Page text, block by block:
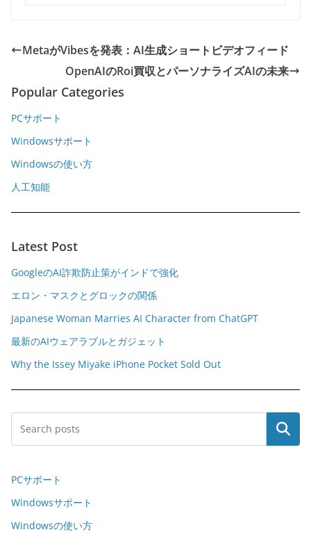
MetaがVibesを発表：AI生成ショートビデオフィード
OpenAIのRoi買収とパーソナライズAIの未来
Popular Categories
PCサポート
Windowsサポート
Windowsの使い方
人工知能
Latest Post
GoogleのAI詐欺防止策がインドで強化
エロン・マスクとグロックの関係
Japanese Woman Marries AI Character from ChatGPT
最新のAIウェアラブルとガジェット
Why the Issey Miyake iPhone Pocket Sold Out
Search
PCサポート
Windowsサポート
Windowsの使い方